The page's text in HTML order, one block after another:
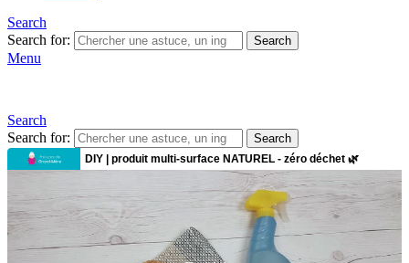
Search
Search for:
Search
Menu
Search
Search for:
Search